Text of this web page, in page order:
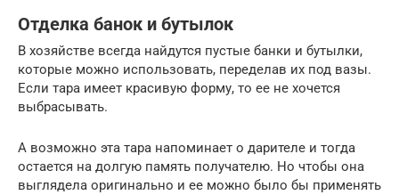
Отделка банок и бутылок
В хозяйстве всегда найдутся пустые банки и бутылки,
которые можно использовать, переделав их под вазы.
Если тара имеет красивую форму, то ее не хочется
выбрасывать.
А возможно эта тара напоминает о дарителе и тогда
остается на долгую память получателю. Но чтобы она
выглядела оригинально и ее можно было бы применять